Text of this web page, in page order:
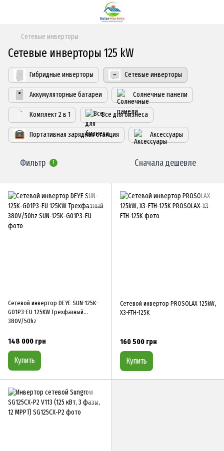
Сетевые инверторы
Сетевые инверторы 125 kW
Гибридные инверторы Сетевые инверторы
Аккумуляторные батареи Солнечные панели
Комплект 2 в 1 Все для бизнеса
Портативная зарядная станция Аксессуары
Фильтр 1 Сначала дешевле
Сетевой инвертор DEYE SUN-125K-
G01P3-EU 125KW Трехфазный
380V/50hz
148 000 грн
Купить
Сетевой инвертор PROSOLAX 125kW,
X3-FTH-125K
160 500 грн
Купить